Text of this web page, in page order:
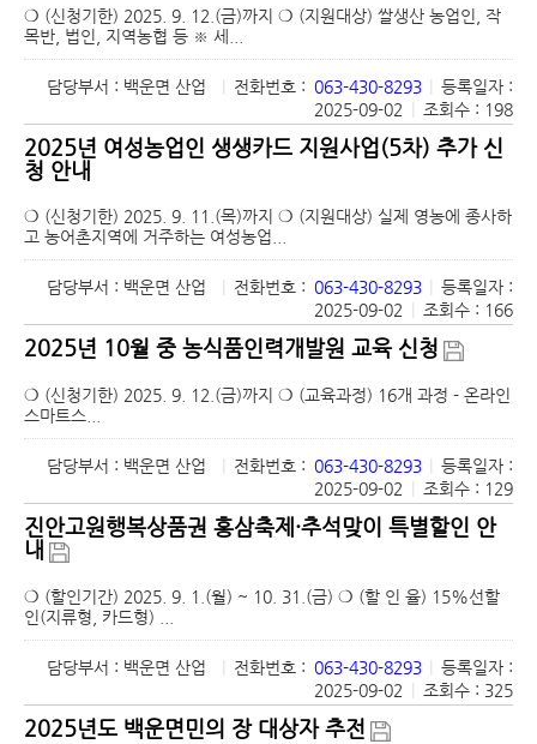
❍ (신청기한) 2025. 9. 12.(금)까지 ❍ (지원대상) 쌀생산 농업인, 작
목반, 법인, 지역농협 등 ※ 세...
담당부서 : 백운면 산업 전화번호 : 063-430-8293
등록일자 :
2025-09-02
조회수 : 198
2025년 여성농업인 생생카드 지원사업(5차) 추가 신
청 안내
❍ (신청기한) 2025. 9. 11.(목)까지 ❍ (지원대상) 실제 영농에 종사하
고 농어촌지역에 거주하는 여성농업...
담당부서 : 백운면 산업 전화번호 : 063-430-8293
등록일자 :
2025-09-02
조회수 : 166
2025년 10월 중 농식품인력개발원 교육 신청
❍ (신청기한) 2025. 9. 12.(금)까지 ❍ (교육과정) 16개 과정 - 온라인
스마트스...
담당부서 : 백운면 산업 전화번호 : 063-430-8293
등록일자 :
2025-09-02
조회수 : 129
진안고원행복상품권 홍삼축제·추석맞이 특별할인 안
내
❍ (할인기간) 2025. 9. 1.(월) ~ 10. 31.(금) ❍ (할 인 율) 15%선할
인(지류형, 카드형) ...
담당부서 : 백운면 산업 | 전화번호 : 063-430-8293 | 등록일자 :
2025-09-02 | 조회수 : 325
2025년도 백운면민의 장 대상자 추전